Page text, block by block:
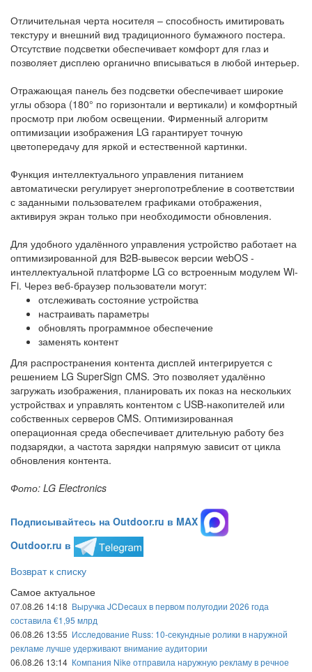
Отличительная черта носителя – способность имитировать
текстуру и внешний вид традиционного бумажного постера.
Отсутствие подсветки обеспечивает комфорт для глаз и
позволяет дисплею органично вписываться в любой интерьер.
Отражающая панель без подсветки обеспечивает широкие
углы обзора (180° по горизонтали и вертикали) и комфортный
просмотр при любом освещении. Фирменный алгоритм
оптимизации изображения LG гарантирует точную
цветопередачу для яркой и естественной картинки.
Функция интеллектуального управления питанием
автоматически регулирует энергопотребление в соответствии
с заданными пользователем графиками отображения,
активируя экран только при необходимости обновления.
Для удобного удалённого управления устройство работает на
оптимизированной для B2B-вывесок версии webOS -
интеллектуальной платформе LG со встроенным модулем Wi-
Fi. Через веб-браузер пользователи могут:
отслеживать состояние устройства
настраивать параметры
обновлять программное обеспечение
заменять контент
Для распространения контента дисплей интегрируется с
решением LG SuperSign CMS. Это позволяет удалённо
загружать изображения, планировать их показ на нескольких
устройствах и управлять контентом с USB-накопителей или
собственных серверов CMS. Оптимизированная
операционная среда обеспечивает длительную работу без
подзарядки, а частота зарядки напрямую зависит от цикла
обновления контента.
Фото: LG Electronics
Подписывайтесь на Outdoor.ru в MAX
Outdoor.ru в
Возврат к списку
Самое актуальное
07.08.26 14:18 Выручка JCDecaux в первом полугодии 2026 года
составила €1,95 млрд
06.08.26 13:55 Исследование Russ: 10-секундные ролики в наружной
рекламе лучше удерживают внимание аудитории
06.08.26 13:14 Компания Nike отправила наружную рекламу в речное